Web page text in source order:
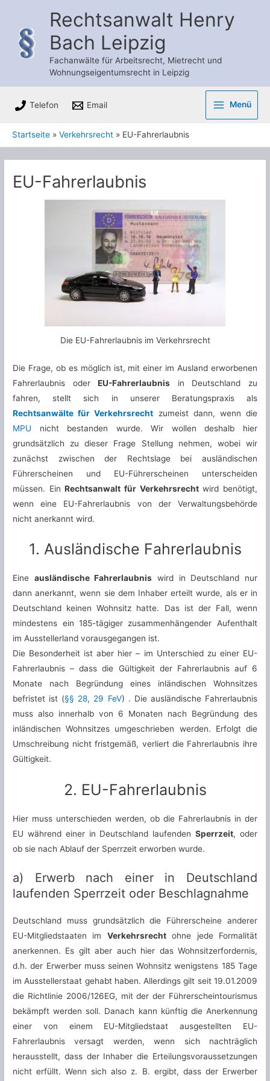
springen
Rechtsanwalt Henry
Bach Leipzig
Fachanwälte für Arbeitsrecht, Mietrecht und
Wohnungseigentumsrecht in Leipzig
Telefon Email
Main
Menü
Startseite Verkehrsrecht EU-Fahrerlaubnis
EU-Fahrerlaubnis
Die EU-Fahrerlaubnis im Verkehrsrecht
Die Frage, ob es möglich ist, mit einer im Ausland erworbenen
Fahrerlaubnis oderEU-Fahrerlaubnis in Deutschland zu
fahren, stellt sich in unserer Beratungspraxis als
Rechtsanwälte für Verkehrsrecht zumeist dann, wenn die
MPU nicht bestanden wurde. Wir wollen deshalb hier
grundsätzlich zu dieser Frage Stellung nehmen, wobei wir
zunächst zwischen der Rechtslage bei ausländischen
Führerscheinen und EU-Führerscheinen unterscheiden
müssen. EinRechtsanwalt für Verkehrsrechtwird benötigt,
wenn eine EU-Fahrerlaubnis von der Verwaltungsbehörde
nicht anerkannt wird.
1. Ausländische Fahrerlaubnis
Eine ausländische Fahrerlaubnis wird in Deutschland nur
dann anerkannt, wenn sie dem Inhaber erteilt wurde, als er in
Deutschland keinen Wohnsitz hatte. Das ist der Fall, wenn
mindestens ein 185-tägiger zusammenhängender Aufenthalt
im Ausstellerland vorausgegangen ist.
Die Besonderheit ist aber hier – im Unterschied zu einer EU-
Fahrerlaubnis – dass die Gültigkeit der Fahrerlaubnis auf 6
Monate nach Begründung eines inländischen Wohnsitzes
befristet ist (§§ 28, 29 FeV) . Die ausländische Fahrerlaubnis
muss also innerhalb von 6 Monaten nach Begründung des
inländischen Wohnsitzes umgeschrieben werden. Erfolgt die
Umschreibung nicht fristgemäß, verliert die Fahrerlaubnis ihre
Gültigkeit.
2. EU-Fahrerlaubnis
Hier muss unterschieden werden, ob die Fahrerlaubnis in der
EU während einer in Deutschland laufendenSperrzeit, oder
ob sie nach Ablauf der Sperrzeit erworben wurde.
a) Erwerb nach einer in Deutschland
laufenden Sperrzeit oder Beschlagnahme
Deutschland muss grundsätzlich die Führerscheine anderer
EU-Mitgliedstaaten im Verkehrsrechtohne jede Formalität
anerkennen. Es gilt aber auch hier das Wohnsitzerfordernis,
d.h. der Erwerber muss seinen Wohnsitz wenigstens 185 Tage
im Ausstellerstaat gehabt haben. Allerdings gilt seit 19.01.2009
die Richtlinie 2006/126EG, mit der der Führerscheintourismus
bekämpft werden soll. Danach kann künftig die Anerkennung
einer von einem EU-Mitgliedstaat ausgestellten EU-
Fahrerlaubnis versagt werden, wenn sich nachträglich
herausstellt, dass der Inhaber die Erteilungsvoraussetzungen
nicht erfüllt. Wenn sich also z. B. ergibt, dass der Erwerber